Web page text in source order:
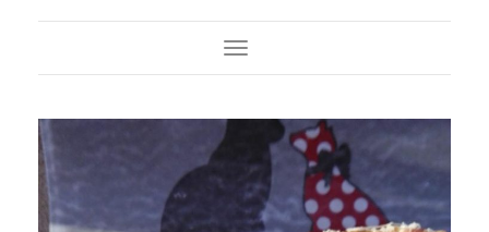
Toggle Navigation